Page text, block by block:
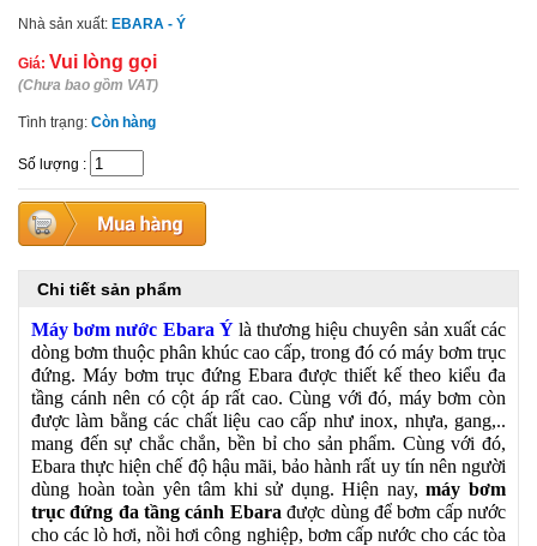
Nhà sản xuất: EBARA - Ý
Giá: Vui lòng gọi
(Chưa bao gồm VAT)
Tình trạng: Còn hàng
Số lượng :
Chi tiết sản phẩm
Máy bơm nước Ebara Ýlà thương hiệu chuyên sản xuất các
dòng bơm thuộc phân khúc cao cấp, trong đó có máy bơm trục
đứng. Máy bơm trục đứng Ebara được thiết kế theo kiểu đa
tầng cánh nên có cột áp rất cao. Cùng với đó, máy bơm còn
được làm bằng các chất liệu cao cấp như inox, nhựa, gang,..
mang đến sự chắc chắn, bền bỉ cho sản phẩm. Cùng với đó,
Ebara thực hiện chế độ hậu mãi, bảo hành rất uy tín nên người
dùng hoàn toàn yên tâm khi sử dụng. Hiện nay,máy bơm
trục đứng đa tầng cánh Ebara được dùng để bơm cấp nước
cho các lò hơi, nồi hơi công nghiệp, bơm cấp nước cho các tòa